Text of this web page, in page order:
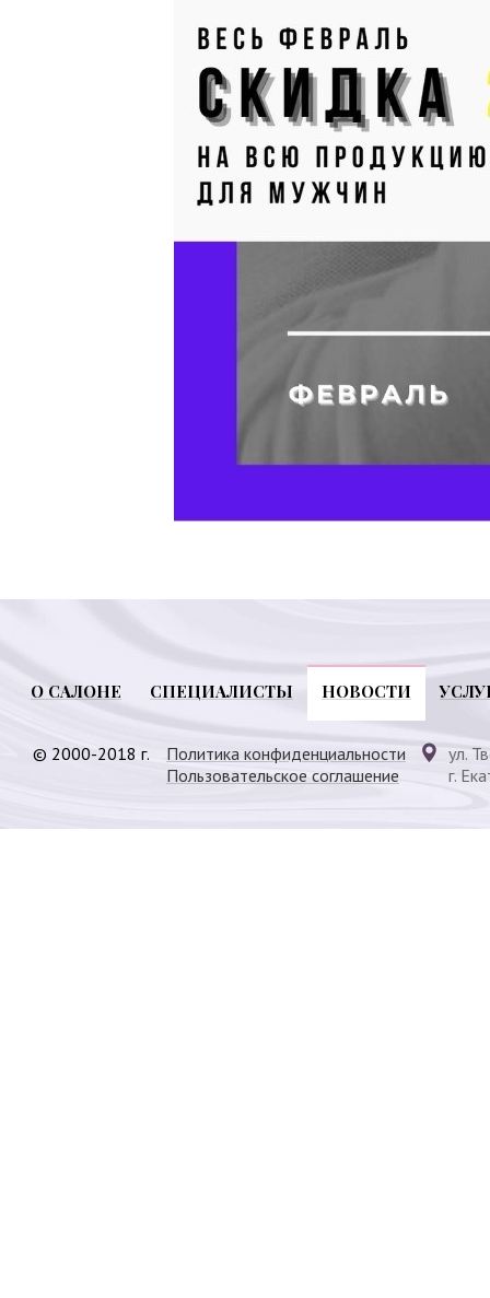
О САЛОНЕ СПЕЦИАЛИСТЫ НОВОСТИ
© 2000-2018 г.
Политика конфиденциальности
Пользовательское соглашение
ул.
г.